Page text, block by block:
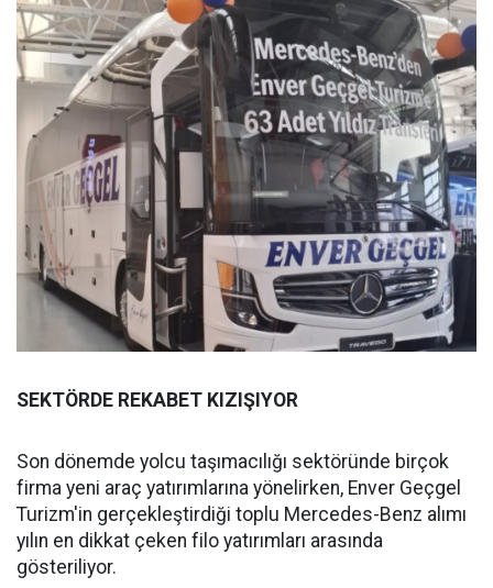
SEKTÖRDE REKABET KIZIŞIYOR
Son dönemde yolcu taşımacılığı sektöründe birçok
firma yeni araç yatırımlarına yönelirken, Enver Geçgel
Turizm'in gerçekleştirdiği toplu Mercedes-Benz alımı
yılın en dikkat çeken filo yatırımları arasında
gösteriliyor.